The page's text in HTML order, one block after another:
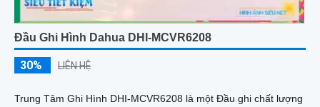
Đầu Ghi Hình Dahua DHI-MCVR6208
30% LIÊN HỆ
Trung Tâm Ghi Hình DHI-MCVR6208 là một Đầu ghi chất lượng